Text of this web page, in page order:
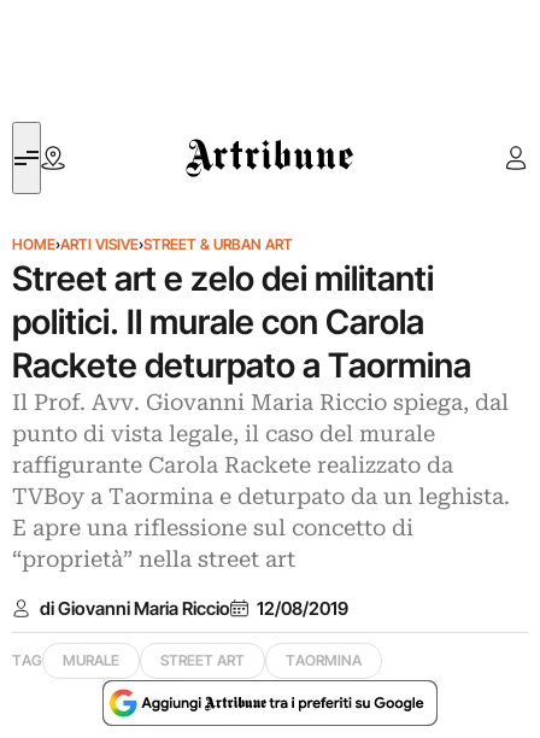
Artribune
HOME›ARTI VISIVE›STREET & URBAN ART
Street art e zelo dei militanti
politici. Il murale con Carola
Rackete deturpato a Taormina
Il Prof. Avv. Giovanni Maria Riccio spiega, dal
punto di vista legale, il caso del murale
raffigurante Carola Rackete realizzato da
TVBoy a Taormina e deturpato da un leghista.
E apre una riflessione sul concetto di
“proprietà” nella street art
di Giovanni Maria Riccio 12/08/2019
TAG MURALE STREET ART TAORMINA